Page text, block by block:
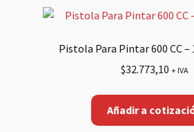
Pistola Para Pintar 600 CC –
$32.773,10 + IVA
Añadir a